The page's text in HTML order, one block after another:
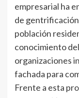
empresarial ha
de gentrificación
población
conocimiento
organizaciones
fachada para
Frente a esta